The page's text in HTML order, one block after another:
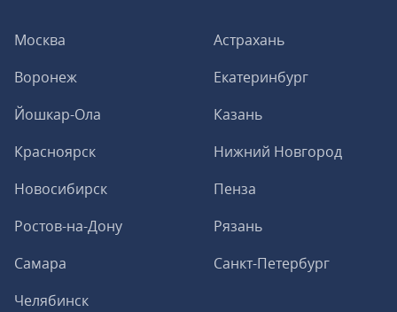
Москва
Астрахань
Воронеж
Екатеринбург
Йошкар-Ола
Казань
Красноярск
Нижний Новгород
Новосибирск
Пенза
Ростов-на-Дону
Рязань
Самара
Санкт-Петербург
Челябинск